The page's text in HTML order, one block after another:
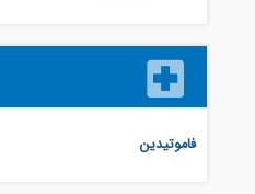
فاموتیدین